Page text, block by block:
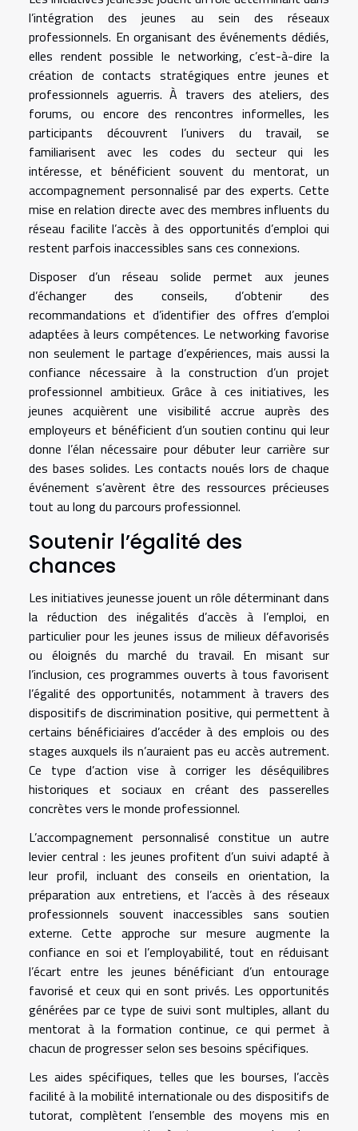
l’intégration des jeunes au sein des réseaux
professionnels. En organisant des événements dédiés,
elles rendent possible le networking, c’est-à-dire la
création de contacts stratégiques entre jeunes et
professionnels aguerris. À travers des ateliers, des
forums, ou encore des rencontres informelles, les
participants découvrent l’univers du travail, se
familiarisent avec les codes du secteur qui les
intéresse, et bénéficient souvent du mentorat, un
accompagnement personnalisé par des experts. Cette
mise en relation directe avec des membres influents du
réseau facilite l’accès à des opportunités d’emploi qui
restent parfois inaccessibles sans ces connexions.
Disposer d’un réseau solide permet aux jeunes
d’échanger des conseils, d’obtenir des
recommandations et d’identifier des offres d’emploi
adaptées à leurs compétences. Le networking favorise
non seulement le partage d’expériences, mais aussi la
confiance nécessaire à la construction d’un projet
professionnel ambitieux. Grâce à ces initiatives, les
jeunes acquièrent une visibilité accrue auprès des
employeurs et bénéficient d’un soutien continu qui leur
donne l’élan nécessaire pour débuter leur carrière sur
des bases solides. Les contacts noués lors de chaque
événement s’avèrent être des ressources précieuses
tout au long du parcours professionnel.
Soutenir l’égalité des
chances
Les initiatives jeunesse jouent un rôle déterminant dans
la réduction des inégalités d’accès à l’emploi, en
particulier pour les jeunes issus de milieux défavorisés
ou éloignés du marché du travail. En misant sur
l’inclusion, ces programmes ouverts à tous favorisent
l’égalité des opportunités, notamment à travers des
dispositifs de discrimination positive, qui permettent à
certains bénéficiaires d’accéder à des emplois ou des
stages auxquels ils n’auraient pas eu accès autrement.
Ce type d’action vise à corriger les déséquilibres
historiques et sociaux en créant des passerelles
concrètes vers le monde professionnel.
L’accompagnement personnalisé constitue un autre
levier central : les jeunes profitent d’un suivi adapté à
leur profil, incluant des conseils en orientation, la
préparation aux entretiens, et l’accès à des réseaux
professionnels souvent inaccessibles sans soutien
externe. Cette approche sur mesure augmente la
confiance en soi et l’employabilité, tout en réduisant
l’écart entre les jeunes bénéficiant d’un entourage
favorisé et ceux qui en sont privés. Les opportunités
générées par ce type de suivi sont multiples, allant du
mentorat à la formation continue, ce qui permet à
chacun de progresser selon ses besoins spécifiques.
Les aides spécifiques, telles que les bourses, l’accès
facilité à la mobilité internationale ou des dispositifs de
tutorat, complètent l’ensemble des moyens mis en